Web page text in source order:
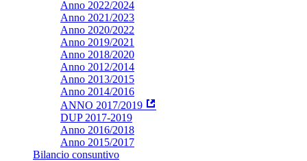
Anno 2022/2024
Anno 2021/2023
Anno 2020/2022
Anno 2019/2021
Anno 2018/2020
Anno 2012/2014
Anno 2013/2015
Anno 2014/2016
ANNO 2017/2019
DUP 2017-2019
Anno 2016/2018
Anno 2015/2017
Bilancio consuntivo